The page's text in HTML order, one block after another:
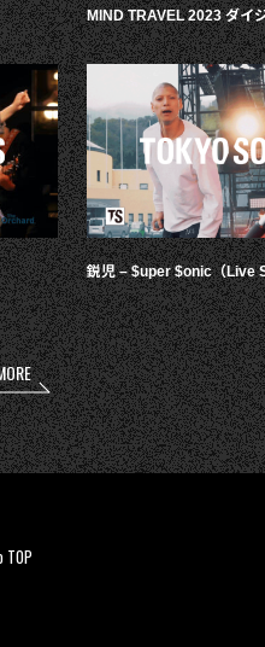
MIND TRAVEL 2023 ダイ
鋭児 – $uper $onic（Live
TOP